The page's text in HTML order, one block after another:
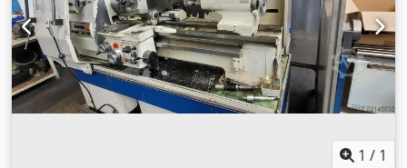
Juego del mandril de sujeción: Multifix B Ningún
transportador de astillas Ninguna refrigeración interior
1 / 1